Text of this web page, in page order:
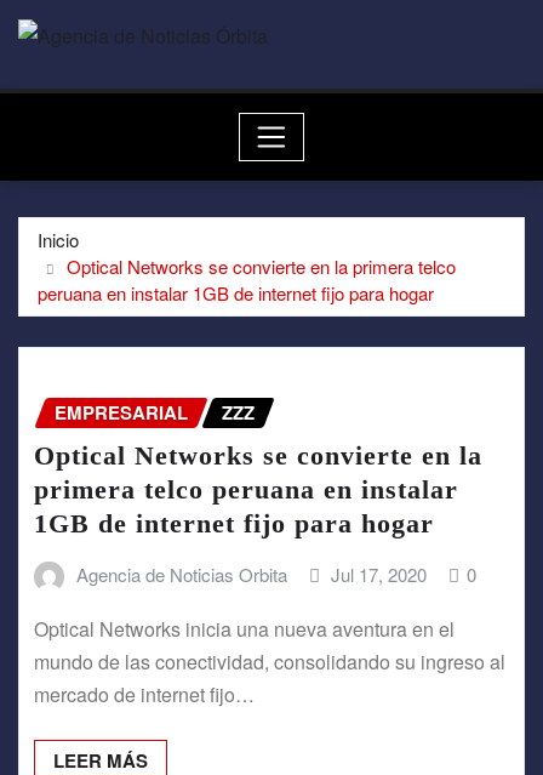
Inicio
Optical Networks se convierte en la primera telco
peruana en instalar 1GB de internet fijo para hogar
EMPRESARIAL ZZZ
Optical Networks se convierte en la
primera telco peruana en instalar
1GB de internet fijo para hogar
Agencia de Noticias Orbita Jul 17, 2020 0
Optical Networks inicia una nueva aventura en el
mundo de las conectividad, consolidando su ingreso al
mercado de internet fijo…
LEER MÁS